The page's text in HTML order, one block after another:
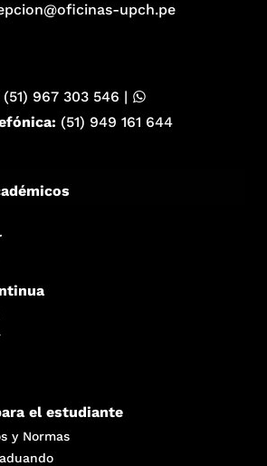
upch.pe
(51) 967 303 546 |
(51) 949 161 644
el estudiante
y Normas